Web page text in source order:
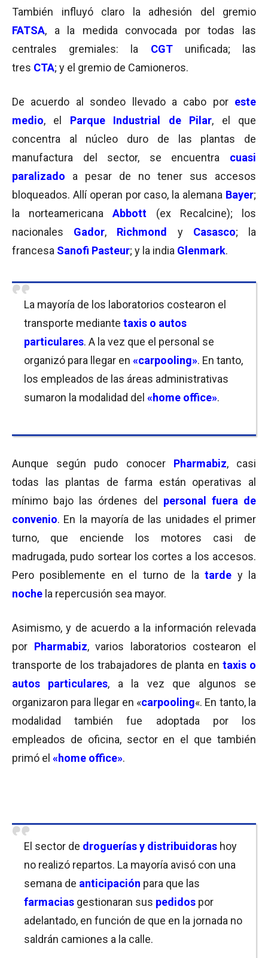
También influyó claro la adhesión del gremio
FATSA, a la medida convocada por todas las
centrales gremiales: la CGT
unificada; las
tres CTA; y el gremio de Camioneros.
De acuerdo al sondeo llevado a cabo por este
medio, el Parque Industrial de Pilar, el que
concentra al núcleo duro de las plantas de
manufactura del sector, se encuentra cuasi
paralizado a pesar de no tener sus accesos
bloqueados. Allí operan por caso, la alemana Bayer;
la norteamericanaAbbott (ex Recalcine); los
nacionales Gador, Richmond y Casasco; la
francesa Sanofi Pasteur; y la india Glenmark.
La mayoría de los laboratorios costearon el
transporte mediante taxis o autos
particulares. A la vez que el personal se
organizó para llegar en «carpooling». En tanto,
los empleados de las áreas administrativas
sumaron la modalidad del «home office».
Aunque según pudo conocer Pharmabiz, casi
todas las plantas de farma están operativas al
mínimo bajo las órdenes del personal fuera de
convenio. En la mayoría de las unidades el primer
turno, que enciende los motores casi de
madrugada, pudo sortear los cortes a los accesos.
Pero posiblemente en el turno de latarde y la
noche la repercusión sea mayor.
Asimismo, y de acuerdo a la información relevada
por Pharmabiz, varios laboratorios costearon el
transporte de los trabajadores de planta en taxis o
autos particulares, a la vez que algunos se
organizaron para llegar en «carpooling«. En tanto, la
modalidad también fue adoptada por los
empleados de oficina, sector en el que también
primó el «home office».
El sector de droguerías y distribuidoras hoy
no realizó repartos. La mayoría avisó con una
semana de anticipación para que las
farmacias gestionaran sus pedidos por
adelantado, en función de que en la jornada no
saldrán camiones a la calle.